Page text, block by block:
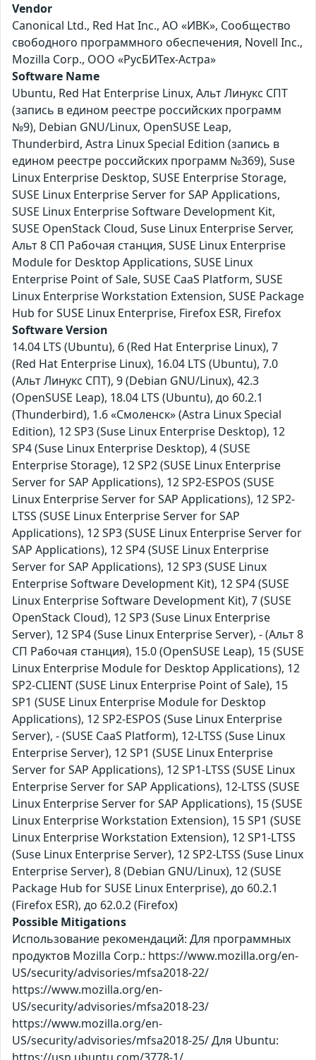
Vendor
Canonical Ltd., Red Hat Inc., АО «ИВК», Сообщество
свободного программного обеспечения, Novell Inc.,
Mozilla Corp., ООО «РусБИТех-Астра»
Software Name
Ubuntu, Red Hat Enterprise Linux, Альт Линукс СПТ
(запись в едином реестре российских программ
№9), Debian GNU/Linux, OpenSUSE Leap,
Thunderbird, Astra Linux Special Edition (запись в
едином реестре российских программ №369), Suse
Linux Enterprise Desktop, SUSE Enterprise Storage,
SUSE Linux Enterprise Server for SAP Applications,
SUSE Linux Enterprise Software Development Kit,
SUSE OpenStack Cloud, Suse Linux Enterprise Server,
Альт 8 СП Рабочая станция, SUSE Linux Enterprise
Module for Desktop Applications, SUSE Linux
Enterprise Point of Sale, SUSE CaaS Platform, SUSE
Linux Enterprise Workstation Extension, SUSE Package
Hub for SUSE Linux Enterprise, Firefox ESR, Firefox
Software Version
14.04 LTS (Ubuntu), 6 (Red Hat Enterprise Linux), 7
(Red Hat Enterprise Linux), 16.04 LTS (Ubuntu), 7.0
(Альт Линукс СПТ), 9 (Debian GNU/Linux), 42.3
(OpenSUSE Leap), 18.04 LTS (Ubuntu), до 60.2.1
(Thunderbird), 1.6 «Смоленск» (Astra Linux Special
Edition), 12 SP3 (Suse Linux Enterprise Desktop), 12
SP4 (Suse Linux Enterprise Desktop), 4 (SUSE
Enterprise Storage), 12 SP2 (SUSE Linux Enterprise
Server for SAP Applications), 12 SP2-ESPOS (SUSE
Linux Enterprise Server for SAP Applications), 12 SP2-
LTSS (SUSE Linux Enterprise Server for SAP
Applications), 12 SP3 (SUSE Linux Enterprise Server for
SAP Applications), 12 SP4 (SUSE Linux Enterprise
Server for SAP Applications), 12 SP3 (SUSE Linux
Enterprise Software Development Kit), 12 SP4 (SUSE
Linux Enterprise Software Development Kit), 7 (SUSE
OpenStack Cloud), 12 SP3 (Suse Linux Enterprise
Server), 12 SP4 (Suse Linux Enterprise Server), - (Альт 8
СП Рабочая станция), 15.0 (OpenSUSE Leap), 15 (SUSE
Linux Enterprise Module for Desktop Applications), 12
SP2-CLIENT (SUSE Linux Enterprise Point of Sale), 15
SP1 (SUSE Linux Enterprise Module for Desktop
Applications), 12 SP2-ESPOS (Suse Linux Enterprise
Server), - (SUSE CaaS Platform), 12-LTSS (Suse Linux
Enterprise Server), 12 SP1 (SUSE Linux Enterprise
Server for SAP Applications), 12 SP1-LTSS (SUSE Linux
Enterprise Server for SAP Applications), 12-LTSS (SUSE
Linux Enterprise Server for SAP Applications), 15 (SUSE
Linux Enterprise Workstation Extension), 15 SP1 (SUSE
Linux Enterprise Workstation Extension), 12 SP1-LTSS
(Suse Linux Enterprise Server), 12 SP2-LTSS (Suse Linux
Enterprise Server), 8 (Debian GNU/Linux), 12 (SUSE
Package Hub for SUSE Linux Enterprise), до 60.2.1
(Firefox ESR), до 62.0.2 (Firefox)
Possible Mitigations
Использование рекомендаций: Для программных
продуктов Mozilla Corp.: https://www.mozilla.org/en-
US/security/advisories/mfsa2018-22/
https://www.mozilla.org/en-
US/security/advisories/mfsa2018-23/
https://www.mozilla.org/en-
US/security/advisories/mfsa2018-25/ Для Ubuntu: